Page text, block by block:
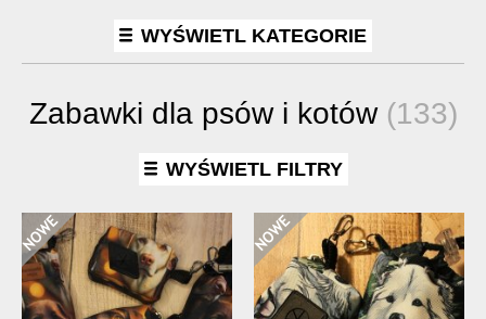
WYŚWIETL KATEGORIE
Zabawki dla psów i kotów (133)
WYŚWIETL FILTRY